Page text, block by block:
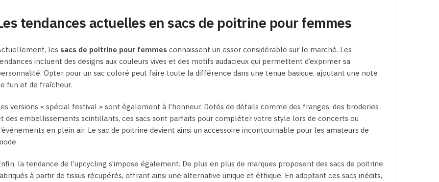
tendances actuelles en sacs de poitrine pour femmes
les sacs de poitrine pour femmes connaissent un essor considérable sur le marché. Les
incluent des designs aux couleurs vives et des motifs audacieux qui permettent d’exprimer sa
Opter pour un sac coloré peut faire toute la différence dans une tenue basique, ajoutant une note
fun et de fraîcheur.
versions « spécial festival » sont également à l’honneur. Dotés de détails comme des franges, des broderies
des embellissements scintillants, ces sacs sont parfaits pour compléter votre style lors de concerts ou
en plein air. Le sac de poitrine devient ainsi un accessoire incontournable pour les amateurs de
la tendance de l’upcycling s’impose également. De plus en plus de marques proposent des sacs de poitrine
à partir de tissus récupérés, offrant ainsi une alternative unique et éthique. En adoptant ces sacs inédits,